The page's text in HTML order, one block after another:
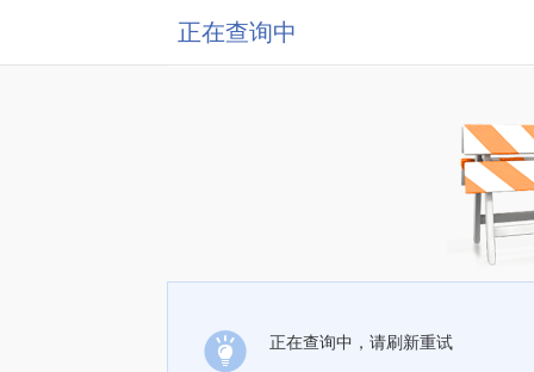
正在查询中
正在查询中，请刷新重试